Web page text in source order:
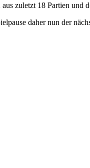
zuletzt 18 Partien und
daher nun der